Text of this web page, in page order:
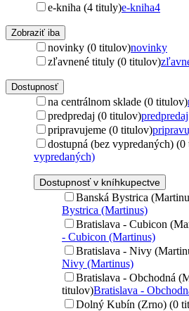
e-kniha (4 tituly)e-kniha4
Zobraziť iba
novinky (0 titulov)novinky
zľavnené tituly (0 titulov)
Dostupnosť
na centrálnom sklade (0 titulov)
predpredaj (0 titulov)predpredaj
pripravujeme (0 titulov)
dostupná (bez vypredaných)
vypredaných)
Dostupnosť v kníhkupectve
Banská Bystrica
Bystrica (Martinus)
Bratislava - Cubicon
- Cubicon (Martinus)
Bratislava - Nivy
Nivy (Martinus)
Bratislava - Obchodná
titulov)Bratislava -
Dolný Kubín (Zrno) (0